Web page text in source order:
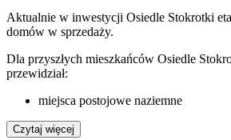
Aktualnie w inwestycji Osiedle Stokrotki
domów w sprzedaży.
Dla przyszłych mieszkańców Osiedle
przewidział:
miejsca postojowe naziemne
Czytaj więcej